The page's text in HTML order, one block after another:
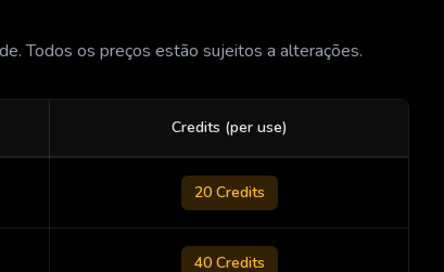
Todos os preços estão sujeitos a alterações.
Credits (per use)
20 Credits
40 Credits